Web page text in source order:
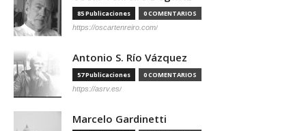
85 Publicaciones 0 COMENTARIOS
https://oscartenreiro.com/
Antonio S. Río Vázquez
57 Publicaciones 0 COMENTARIOS
https://asrv.es/
Marcelo Gardinetti